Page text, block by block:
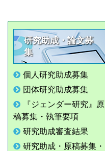
研究助成・論文募
集
個人研究助成募集
団体研究助成募集
『ジェンダー研究』原
稿募集・執筆要項
研究助成審査結果
研究助成・原稿募集・